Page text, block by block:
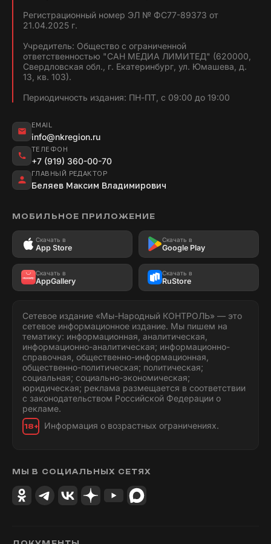
Регистрационный номер ЭЛ № ФС77-89373 от
21.04.2025 г.
Учредитель: Общество с ограниченной
ответственностью "САН МЕДИА ЛИМИТЕД" (620000,
Свердловская обл., г. Екатеринбург, ул. Юмашева, д.
13, кв. 103).
Периодичность издания: ПН-ПТ, с 09:00 до 19:00
EMAIL
info@nkregion.ru
ТЕЛЕФОН
+7 (919) 360-00-70
ГЛАВНЫЙ РЕДАКТОР
Беляев Максим Владимирович
МОБИЛЬНОЕ ПРИЛОЖЕНИЕ
Скачать в
App Store
Скачать в
Google Play
Скачать в
AppGallery
Скачать в
RuStore
Сетевое издание «Мы-Народный КОНТРОЛЬ» — это
сетевое информационное издание. Мы пишем на
тематику: информационная, аналитическая,
информационно-аналитическая; информационно-
справочная, общественно-информационная,
общественно-политическая; политическая;
социальная; социально-экономическая;
юридическая; реклама размещается в соответствии
с законодательством Российской Федерации о
рекламе.
18+ Информация о возрастных ограничениях.
МЫ В СОЦИАЛЬНЫХ СЕТЯХ